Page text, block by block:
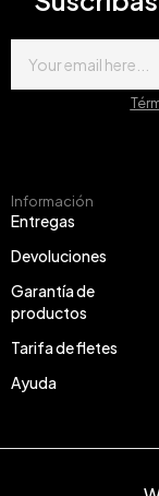
Información
Entregas
Devoluciones
Garantía de
productos
Tarifa de fletes
Ayuda